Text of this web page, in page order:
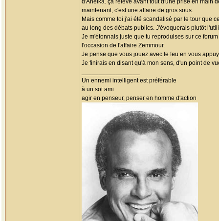
d'Anelka. ça relève avant tout d'une prise en main
maintenant, c'est une affaire de gros sous.
Mais comme toi j'ai été scandalisé par le tour que
au long des débats publics. J'évoquerais plutôt
Je m'étonnais juste que tu reproduises sur ce
l'occasion de l'affaire Zemmour.
Je pense que vous jouez avec le feu en vous
Je finirais en disant qu'à mon sens, d'un point de
Un ennemi intelligent est préférable
à un sot ami
agir en penseur, penser en homme d'action